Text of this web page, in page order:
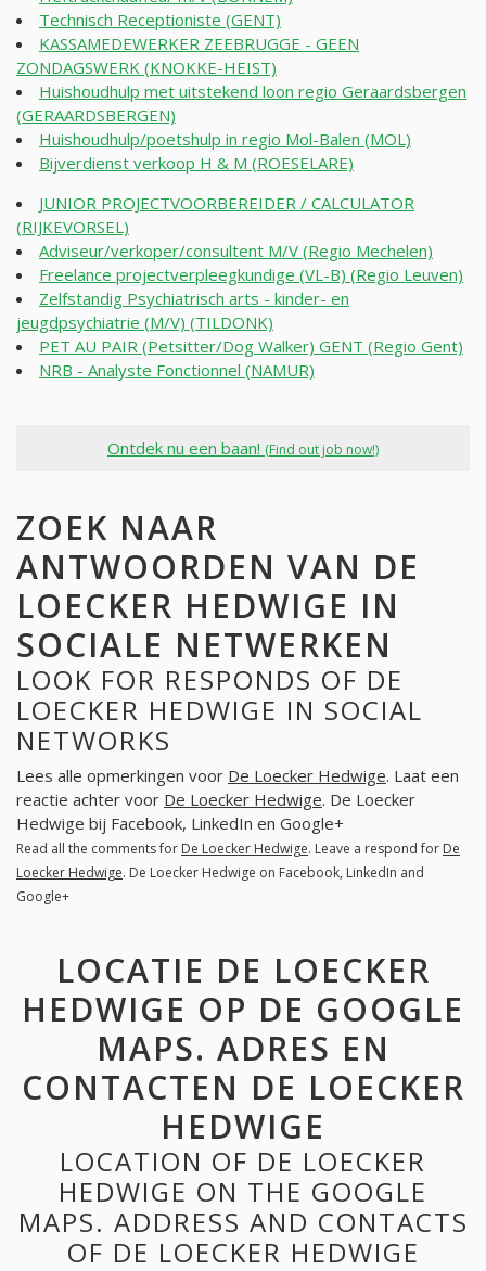
Technisch Receptioniste (GENT)
KASSAMEDEWERKER ZEEBRUGGE - GEEN
ZONDAGSWERK (KNOKKE-HEIST)
Huishoudhulp met uitstekend loon regio Geraardsbergen
(GERAARDSBERGEN)
Huishoudhulp/poetshulp in regio Mol-Balen (MOL)
Bijverdienst verkoop H & M (ROESELARE)
JUNIOR PROJECTVOORBEREIDER / CALCULATOR
(RIJKEVORSEL)
Adviseur/verkoper/consultent M/V (Regio Mechelen)
Freelance projectverpleegkundige (VL-B) (Regio Leuven)
Zelfstandig Psychiatrisch arts - kinder- en
jeugdpsychiatrie (M/V) (TILDONK)
PET AU PAIR (Petsitter/Dog Walker) GENT (Regio Gent)
NRB - Analyste Fonctionnel (NAMUR)
Ontdek nu een baan! (Find out job now!)
ZOEK NAAR
ANTWOORDEN VAN DE
LOECKER HEDWIGE IN
SOCIALE NETWERKEN
LOOK FOR RESPONDS OF DE
LOECKER HEDWIGE IN SOCIAL
NETWORKS
Lees alle opmerkingen voor De Loecker Hedwige. Laat een
reactie achter voor De Loecker Hedwige. De Loecker
Hedwige bij Facebook, LinkedIn en Google+
Read all the comments for De Loecker Hedwige. Leave a respond for De
Loecker Hedwige. De Loecker Hedwige on Facebook, LinkedIn and
Google+
LOCATIE DE LOECKER
HEDWIGE OP DE GOOGLE
MAPS. ADRES EN
CONTACTEN DE LOECKER
HEDWIGE
LOCATION OF DE LOECKER
HEDWIGE ON THE GOOGLE
MAPS. ADDRESS AND CONTACTS
OF DE LOECKER HEDWIGE